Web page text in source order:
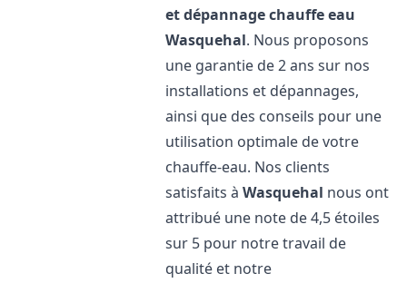
et dépannage chauffe eau
Wasquehal. Nous proposons
une garantie de 2 ans sur nos
installations et dépannages,
ainsi que des conseils pour une
utilisation optimale de votre
chauffe-eau. Nos clients
satisfaits àWasquehal nous ont
attribué une note de 4,5 étoiles
sur 5 pour notre travail de
qualité et notre